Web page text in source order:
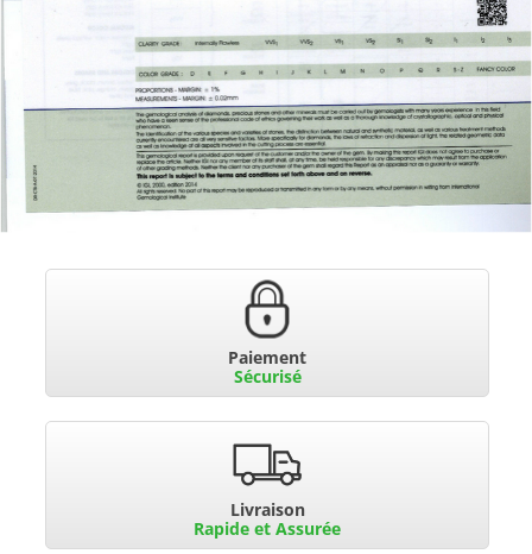
Paiement
Sécurisé
Livraison
Rapide et Assurée